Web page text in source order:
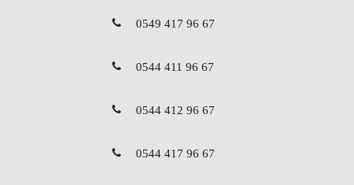
0549 417 96 67
0544 411 96 67
0544 412 96 67
0544 417 96 67